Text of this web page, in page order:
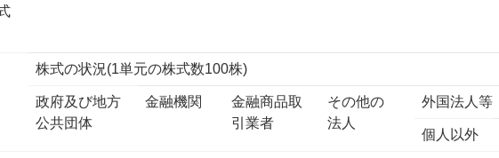
株式の状況(1単元の株式数100株)
政府及び地方
公共団体
金融機関
金融商品取
引業者
その他の
法人
外国法人等
個人以外